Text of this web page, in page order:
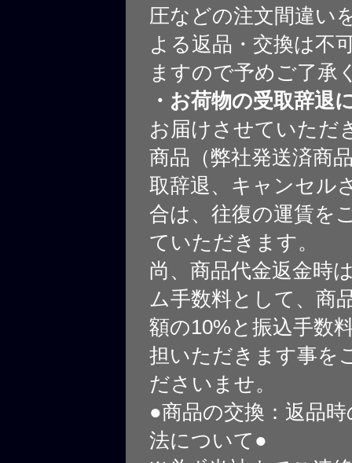
圧などの注文間違い
よる返品・交換は不
ますので予めご了承
・お荷物の受取辞退
お届けさせていただ
商品（弊社発送済商
取辞退、キャンセル
合は、往復の運賃を
ていただきます。
尚、商品代金返金時
ム手数料として、商
額の10%と振込手数
担いただきます事を
ださいませ。
●商品の交換：返品
法について●